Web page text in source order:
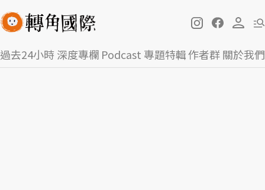
過去24小時深度專欄 Podcast 專題特輯作者群關於我們